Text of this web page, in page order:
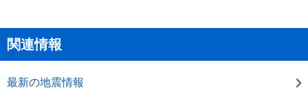
関連情報
最新の地震情報